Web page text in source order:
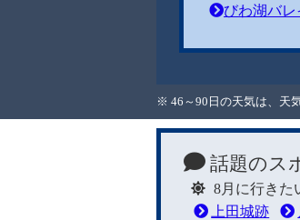
びわ湖バ
※ 46～90日の天気は、天
話題のス
8月に行きた
上田城跡